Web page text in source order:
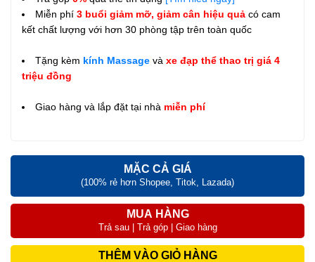
Miễn phí 3 buổi giảm mỡ, giảm cân hiệu quả có cam
kết chất lượng với hơn 30 phòng tập trên toàn quốc
Tặng kèm kính Massage và xe đạp thể thao trị giá 4
triệu đồng
Giao hàng và lắp đặt tại nhà miễn phí
MẶC CẢ GIÁ
(100% rẻ hơn Shopee, Titok, Lazada)
MUA HÀNG
Trả sau | Trả góp | Giao hàng
THÊM VÀO GIỎ HÀNG